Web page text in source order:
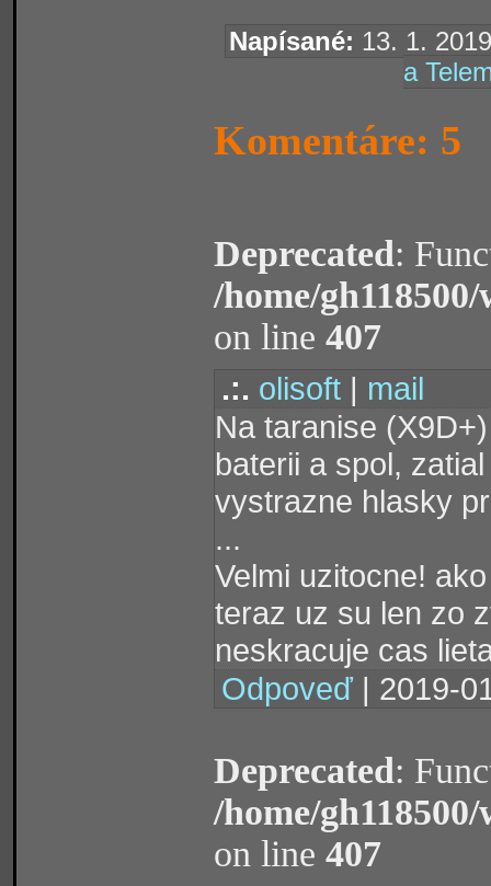
Napísané: 13. 1.
a
Komentáre: 5
Deprecated:
/home/
on line 407
.:. olisoft | mail
Na taranise
baterii a spol,
vystrazne hlasky
...
Velmi uzitocne!
teraz uz su len zo
neskracuje cas
Odpoveď | 2019-
Deprecated:
/home/
on line 407